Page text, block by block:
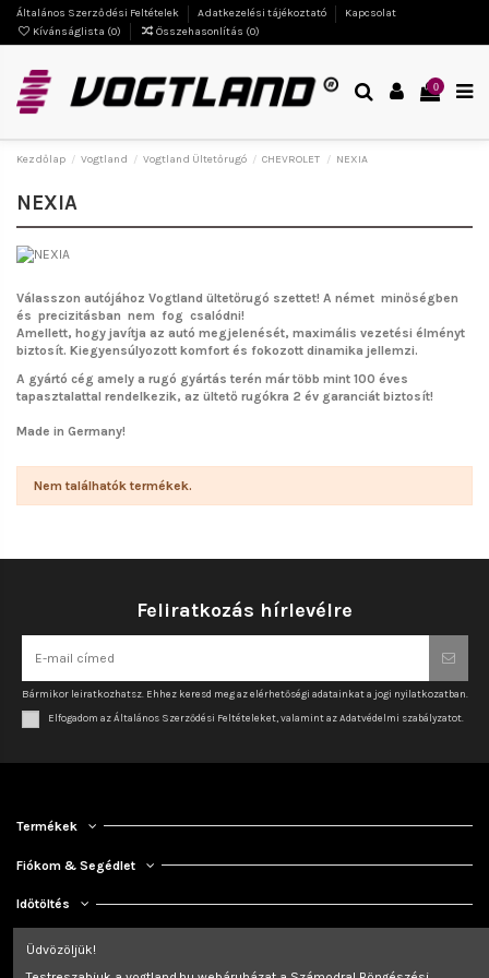
Általános Szerződési Feltételek Adatkezelési tájékoztató
Kapcsolat
Kívánságlista (0) Összehasonlítás (0)
0
Kezdőlap Vogtland Vogtland Ültetőrugó CHEVROLET NEXIA
NEXIA
Válasszon autójához Vogtland ültetőrugó szettet! A német minőségben
és precizitásban nem fog csalódni!
Amellett, hogy javítja az autó megjelenését, maximális vezetési élményt
biztosít. Kiegyensúlyozott komfort és fokozott dinamika jellemzi.
A gyártó cég amely a rugó gyártás terén már több mint 100 éves
tapasztalattal rendelkezik, az ültető rugókra 2 év garanciát biztosít!
Made in Germany!
Nem találhatók termékek.
Feliratkozás hírlevélre
Bármikor leiratkozhatsz. Ehhez keresd meg az elérhetőségi adatainkat a jogi nyilatkozatban.
Elfogadom az Általános Szerződési Feltételeket, valamint az Adatvédelmi szabályzatot.
Termékek
Fiókom & Segédlet
Időtöltés
Kapcsolat
Üdvözöljük!